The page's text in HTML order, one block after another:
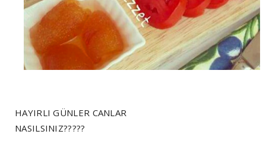
HAYIRLI GÜNLER CANLAR
NASILSINIZ?????